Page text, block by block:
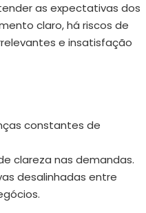
as expectativas dos
claro, há riscos de
e insatisfação
constantes de
clareza nas demandas.
desalinhadas entre